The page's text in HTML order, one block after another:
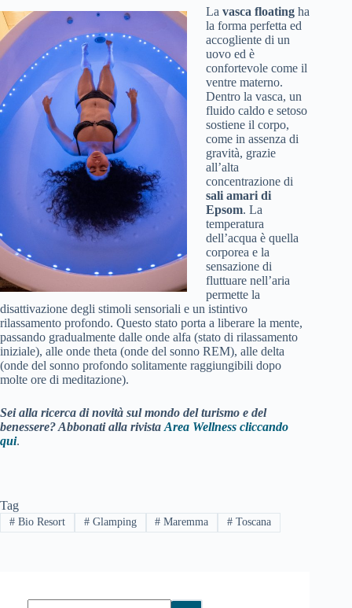
La vasca floating ha
la forma perfetta ed
accogliente di un
uovo ed è
confortevole come il
ventre materno.
Dentro la vasca, un
fluido caldo e setoso
sostiene il corpo,
come in assenza di
gravità, grazie
all’alta
concentrazione di
sali amari di
Epsom. La
temperatura
dell’acqua è quella
corporea e la
sensazione di
fluttuare nell’aria
permette la
disattivazione degli stimoli sensoriali e un istintivo
rilassamento profondo. Questo stato porta a liberare la mente,
passando gradualmente dalle onde alfa (stato di rilassamento
iniziale), alle onde theta (onde del sonno REM), alle delta
(onde del sonno profondo solitamente raggiungibili dopo
molte ore di meditazione).
Sei alla ricerca di novità sul mondo del turismo e del
benessere? Abbonati alla rivista Area Wellness cliccando
qui.
Tag
#Bio Resort #Glamping # Maremma # Toscana